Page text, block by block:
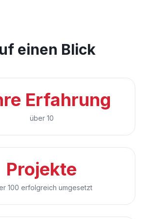
einen Blick
Erfahrung
über 10
Projekte
100 erfolgreich umgesetzt